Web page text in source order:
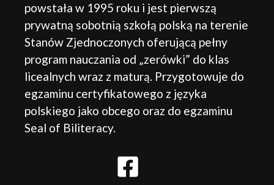
powstała w 1995 roku i jest pierwszą
prywatną sobotnią szkołą polską na terenie
Stanów Zjednoczonych oferującą pełny
program nauczania od „zerówki” do klas
licealnych wraz z maturą. Przygotowuje do
egzaminu certyfikatowego z języka
polskiego jako obcego oraz do egzaminu
Seal of Biliteracy.